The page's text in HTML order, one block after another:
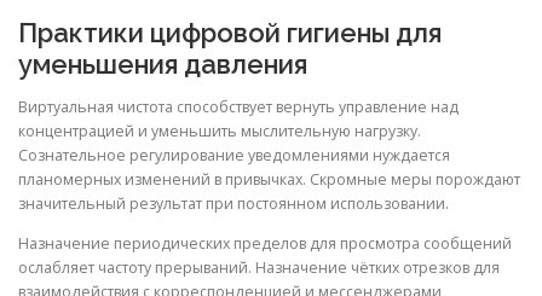
Практики цифровой гигиены для
уменьшения давления
Виртуальная чистота способствует вернуть управление над
концентрацией и уменьшить мыслительную нагрузку.
Сознательное регулирование уведомлениями нуждается
планомерных изменений в привычках. Скромные меры порождают
значительный результат при постоянном использовании.
Назначение периодических пределов для просмотра сообщений
ослабляет частоту прерываний. Назначение чётких отрезков для